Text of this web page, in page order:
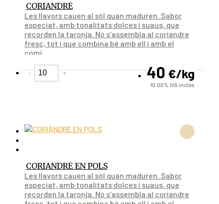
CORIANDRE
Les llavors cauen al sòl quan maduren. Sabor
especiat, amb tonalitats dolces i suaus, que
recorden la taronja. No s'assembla al coriandre
fresc, tot i que combina bé amb ell i amb el
comí.
40 €/kg
10.00%IVA inclòs
- +
CORIANDRE EN POLS
Les llavors cauen al sòl quan maduren. Sabor
especiat, amb tonalitats dolces i suaus, que
recorden la taronja. No s'assembla al coriandre